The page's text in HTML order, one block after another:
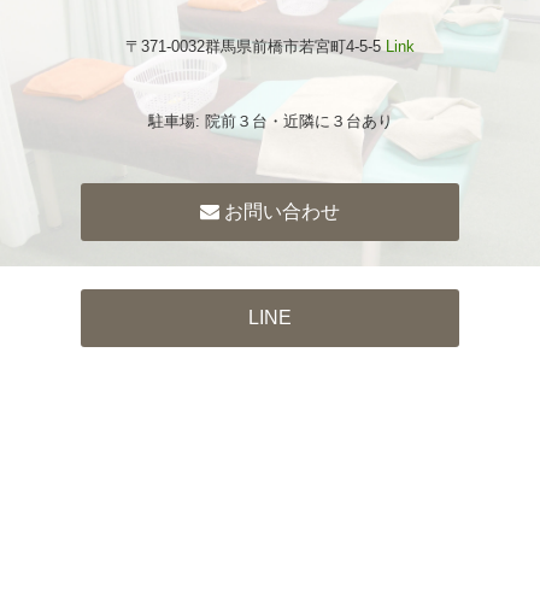
〒371-0032群馬県前橋市若宮町4-5-5Link
駐車場: 院前３台・近隣に３台あり
お問い合わせ
LINE